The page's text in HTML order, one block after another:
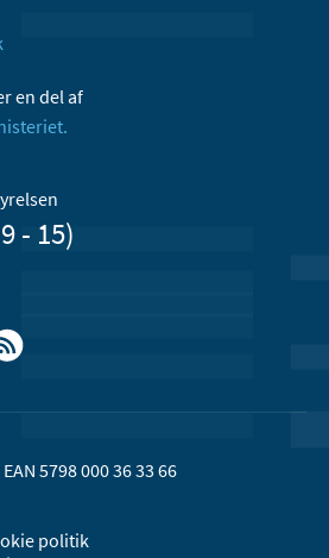
en del af
- 15)
EAN 5798 000 36 33 66
politik